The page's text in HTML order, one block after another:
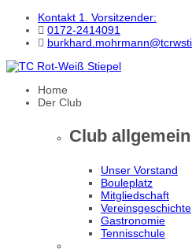
Kontakt 1. Vorsitzender:
0172-2414091
Home
Der Club
Club allgemein
Unser Vorstand
Bouleplatz
Mitgliedschaft
Vereinsgeschichte
Gastronomie
Tennisschule